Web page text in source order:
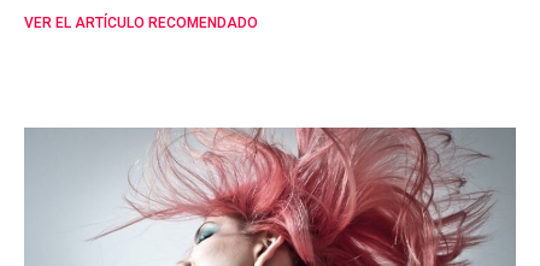
VER EL ARTÍCULO RECOMENDADO